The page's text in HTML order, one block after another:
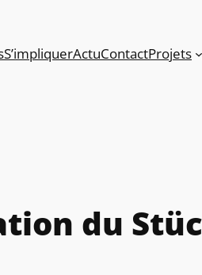
S’impliquerActuContactProjets
du